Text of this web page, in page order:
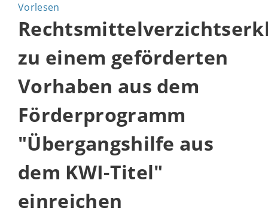
Vorlesen
zu einem geförderten
Vorhaben aus dem
Förderprogramm
"Übergangshilfe aus
dem KWI-Titel"
einreichen